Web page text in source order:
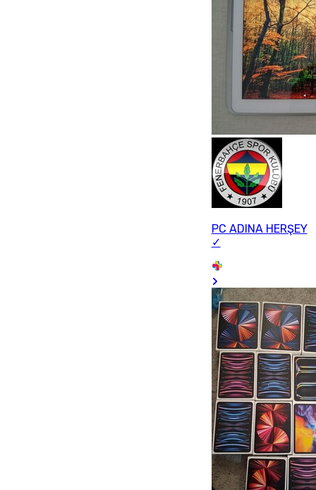
PC ADINA HERŞEY
✓